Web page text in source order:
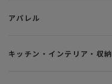
アパレル
キッチン・インテリア・収納